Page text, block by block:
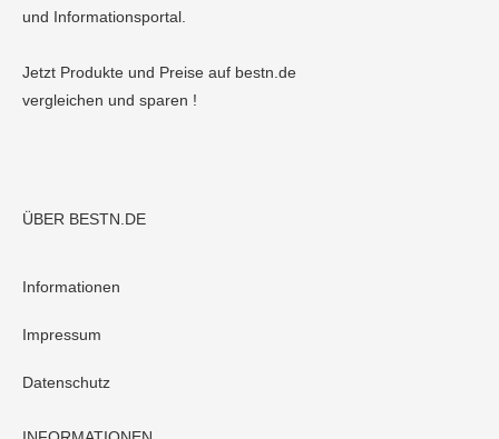
und Informationsportal.
Jetzt Produkte und Preise auf bestn.de
vergleichen und sparen !
ÜBER BESTN.DE
Informationen
Impressum
Datenschutz